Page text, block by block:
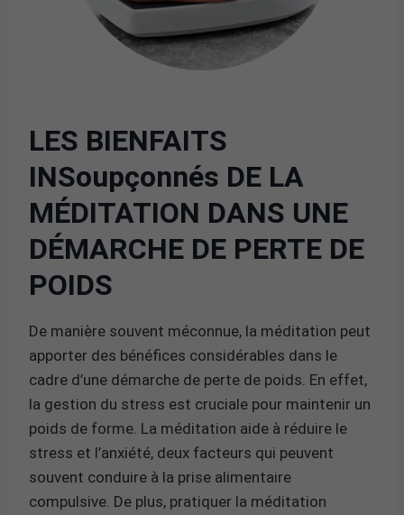
LES BIENFAITS
INSoupçonnés DE LA
MÉDITATION DANS UNE
DÉMARCHE DE PERTE DE
POIDS
De manière souvent méconnue, la méditation peut
apporter des bénéfices considérables dans le
cadre d’une démarche de perte de poids. En effet,
la gestion du stress est cruciale pour maintenir un
poids de forme. La méditation aide à réduire le
stress et l’anxiété, deux facteurs qui peuvent
souvent conduire à la prise alimentaire
compulsive. De plus, pratiquer la méditation